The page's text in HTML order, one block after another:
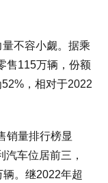
不容小觑。据乘
售115万辆，份额
，相对于2022
销量排行榜显
车位居前三，
。继2022年超